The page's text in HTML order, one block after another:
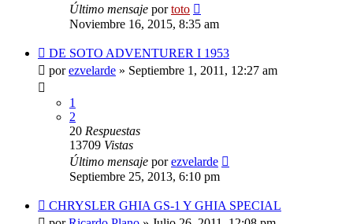
Último mensaje portoto
Noviembre 16, 2015, 8:35 am
DE SOTO ADVENTURER I 1953
porezvelarde » Septiembre 1, 2011, 12:27 am
1
2
20 Respuestas
13709 Vistas
Último mensaje porezvelarde
Septiembre 25, 2013, 6:10 pm
CHRYSLER GHIA GS-1 Y GHIA SPECIAL